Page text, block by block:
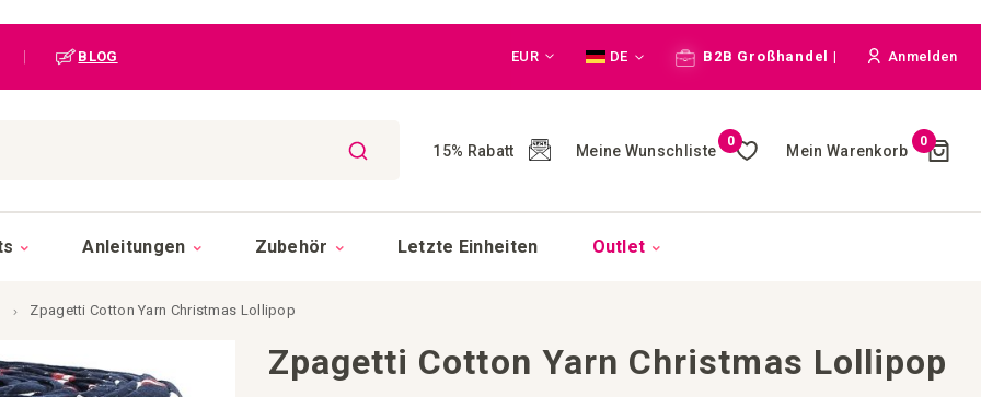
BLOG Währung
EUR Sprache
DE B2B Großhandel | Anmelden
15% Rabatt Meine Wunschliste
0
Mein Warenkorb
0Cart
()
Anleitungen Zubehör Letzte Einheiten Outlet
Zpagetti Cotton Yarn Christmas Lollipop
Zpagetti Cotton Yarn Christmas Lollipop